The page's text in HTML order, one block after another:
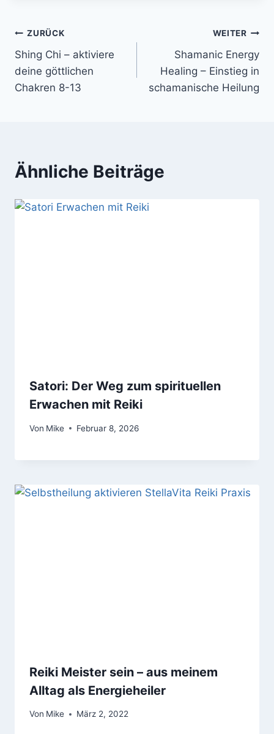
Beitragsnavigation
ZURÜCK
Shing Chi – aktiviere
deine göttlichen
Chakren 8-13
WEITER
Shamanic Energy
Healing – Einstieg in
schamanische Heilung
Ähnliche Beiträge
Satori: Der Weg zum spirituellen
Erwachen mit Reiki
Von Mike Februar 8, 2026
Reiki Meister sein – aus meinem
Alltag als Energieheiler
Von Mike März 2, 2022